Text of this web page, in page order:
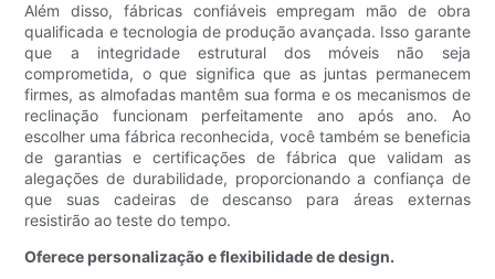
Além disso, fábricas confiáveis ​​empregam mão de obra
qualificada e tecnologia de produção avançada. Isso garante
que a integridade estrutural dos móveis não seja
comprometida, o que significa que as juntas permanecem
firmes, as almofadas mantêm sua forma e os mecanismos de
reclinação funcionam perfeitamente ano após ano. Ao
escolher uma fábrica reconhecida, você também se beneficia
de garantias e certificações de fábrica que validam as
alegações de durabilidade, proporcionando a confiança de
que suas cadeiras de descanso para áreas externas
resistirão ao teste do tempo.
Oferece personalização e flexibilidade de design.